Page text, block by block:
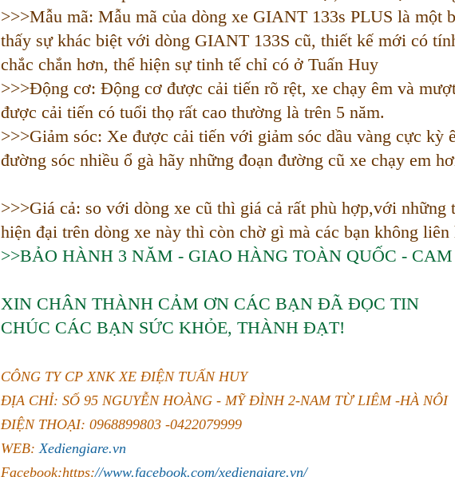
>>>Mẫu mã: Mẫu mã của dòng xe GIANT 133s PLUS là một
thấy sự khác biệt với dòng GIANT 133S cũ, thiết kế mới có
chắc chắn hơn, thể hiện sự tinh tế chỉ có ở Tuấn Huy
>>>Động cơ: Động cơ được cải tiến rõ rệt, xe chạy êm và
được cải tiến có tuổi thọ rất cao thường là trên 5 năm.
>>>Giảm sóc: Xe được cải tiến với giảm sóc dầu vàng cực kỳ
đường sóc nhiều ổ gà hãy những đoạn đường cũ xe chạy em
>>>Giá cả: so với dòng xe cũ thì giá cả rất phù hợp,với
hiện đại trên dòng xe này thì còn chờ gì mà các bạn không liên
>>BẢO HÀNH 3 NĂM - GIAO HÀNG TOÀN QUỐC -
XIN CHÂN THÀNH CẢM ƠN CÁC BẠN ĐÃ ĐỌC TIN
CHÚC CÁC BẠN SỨC KHỎE, THÀNH ĐẠT!
CÔNG TY CP XNK XE ĐIỆN TUẤN HUY
ĐỊA CHỈ: SỐ 95 NGUYỄN HOÀNG - MỸ ĐÌNH 2-NAM TỪ LIÊM -HÀ NÔI
ĐIỆN THOẠI: 0968899803 -0422079999
WEB:Xediengiare.vn
Facebook:https://www.facebook.com/xediengiare.vn/